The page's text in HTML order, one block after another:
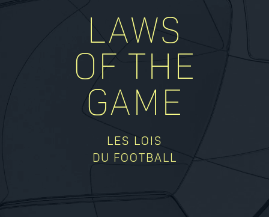
LAWS
OF THE
GAME
LES LOIS
DU FOOTBALL